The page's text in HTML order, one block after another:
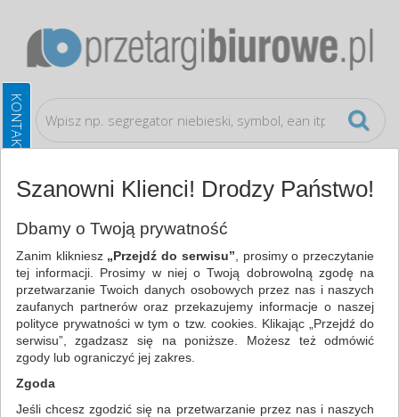
Wyszukiwarka materiałów eksploatacyjnych
WSZYSTKIE KATEGORIE
NAJCHĘTNIEJ WYBIERANE
MATERIAŁY EKSPLOATACYJNE
TUSZE (6)
Szanowni Klienci! Drodzy Państwo!
Dbamy o Twoją prywatność
Zanim klikniesz „Przejdź do serwisu” , prosimy o przeczytanie
tej informacji. Prosimy w niej o Twoją dobrowolną zgodę na
przetwarzanie Twoich danych osobowych przez nas i naszych
zaufanych partnerów oraz przekazujemy informacje o naszej
polityce prywatności w tym o tzw. cookies. Klikając „Przejdź do
serwisu”, zgadzasz się na poniższe. Możesz też odmówić
zgody lub ograniczyć jej zakres.
Zgoda
Jeśli chcesz zgodzić się na przetwarzanie przez nas i naszych